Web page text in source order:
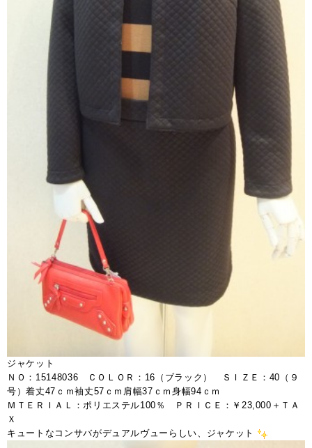
ジャケット
ＮＯ：15148036 ＣＯＬＯＲ：16（ブラック） ＳＩＺＥ：40（９
号）着丈47ｃｍ袖丈57ｃｍ肩幅37ｃｍ身幅94ｃｍ
ＭＴＥＲＩＡＬ：ポリエステル100％ ＰＲＩＣＥ：￥23,000＋ＴＡ
Ｘ
キュートなコンサバがデュアルヴューらしい、ジャケット